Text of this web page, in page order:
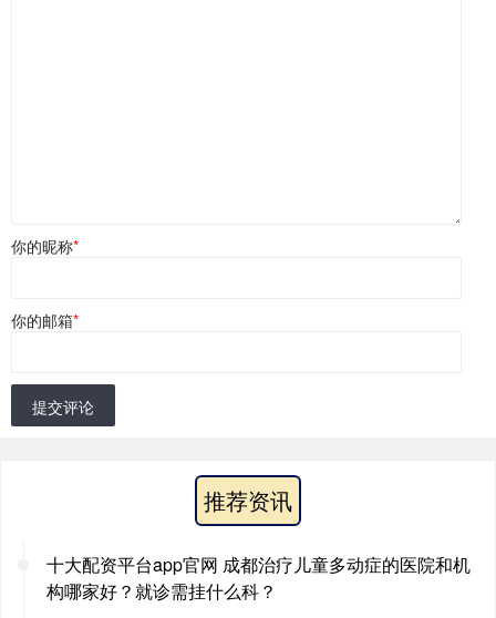
你的昵称*
你的邮箱*
提交评论
推荐资讯
十大配资平台app官网 成都治疗儿童多动症的医院和机
构哪家好？就诊需挂什么科？